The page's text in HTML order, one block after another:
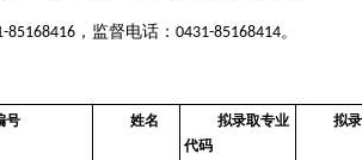
85168416 ，监督电话：0431-85168414。
号 姓名
拟录取专业
代码
拟